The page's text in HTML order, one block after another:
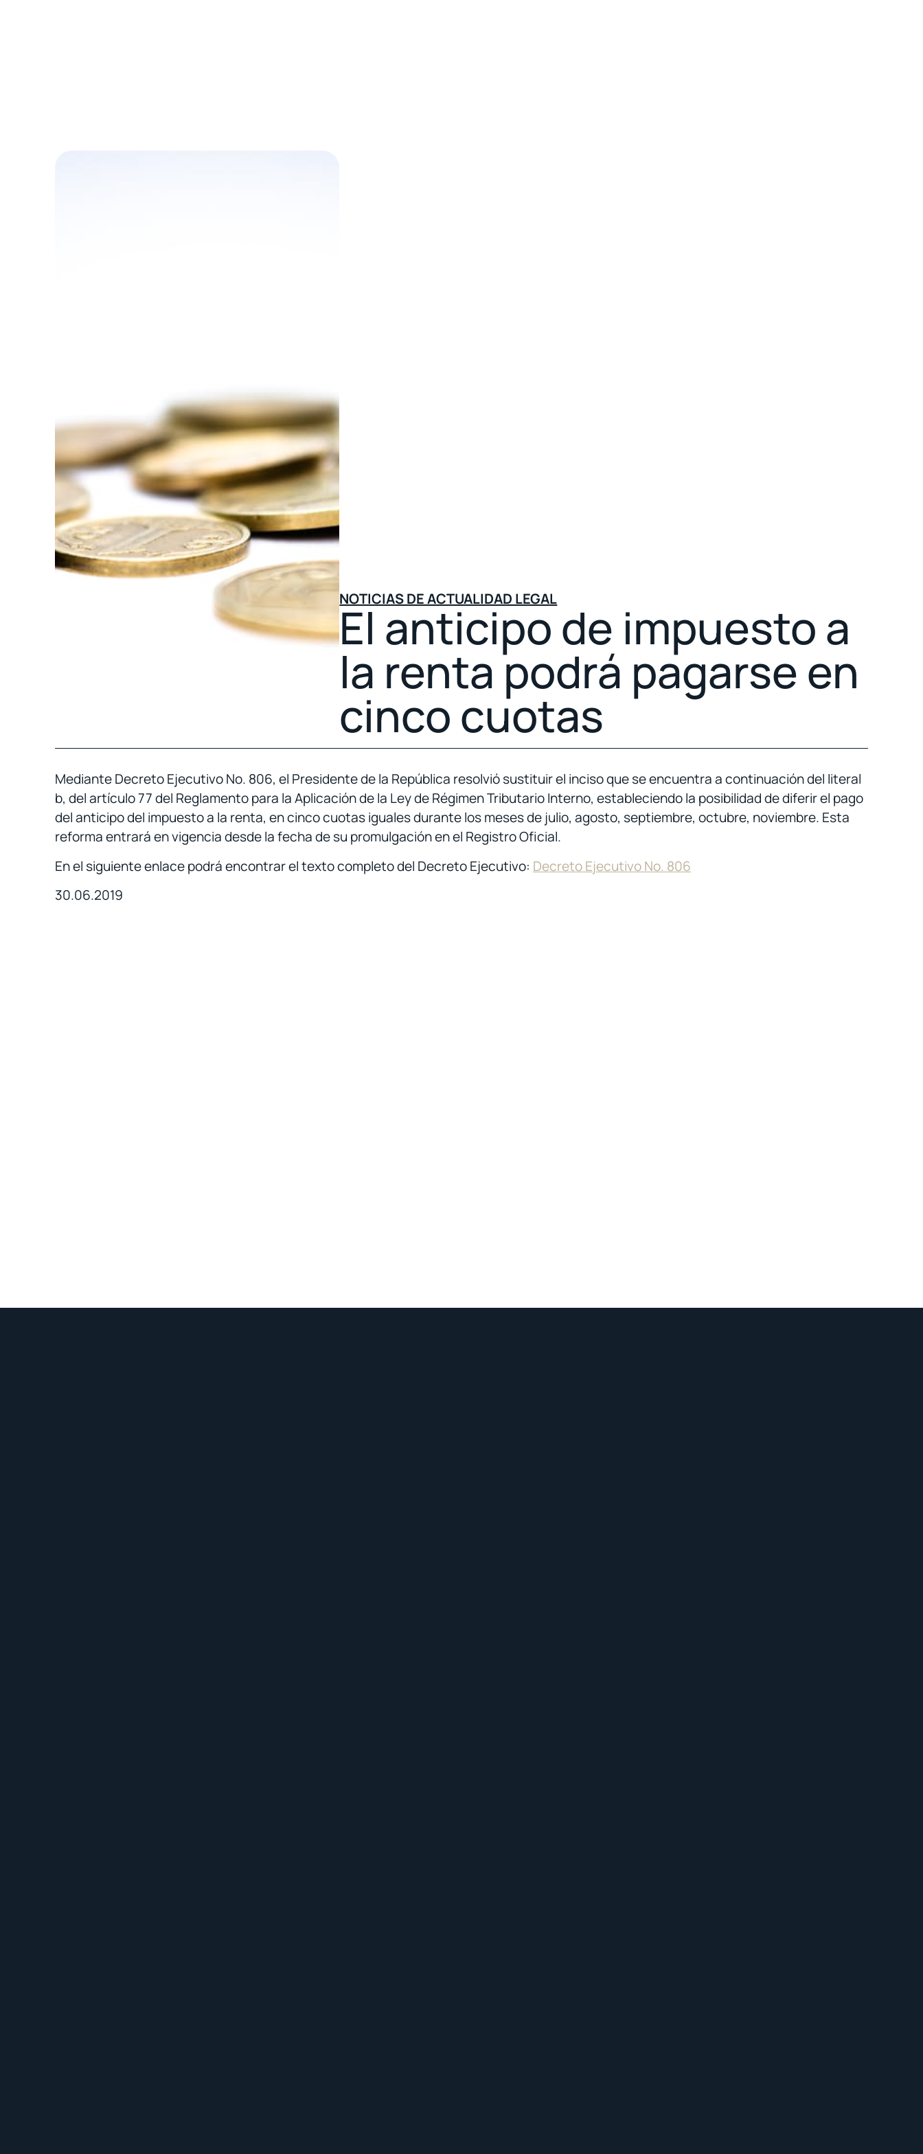
NOTICIAS DE ACTUALIDAD LEGAL
El anticipo de impuesto a
la renta podrá pagarse en
cinco cuotas
Mediante Decreto Ejecutivo No. 806, el Presidente de la República resolvió sustituir el inciso que se encuentra a continuación del literal
b, del artículo 77 del Reglamento para la Aplicación de la Ley de Régimen Tributario Interno, estableciendo la posibilidad de diferir el pago
del anticipo del impuesto a la renta, en cinco cuotas iguales durante los meses de julio, agosto, septiembre, octubre, noviembre. Esta
reforma entrará en vigencia desde la fecha de su promulgación en el Registro Oficial.
En el siguiente enlace podrá encontrar el texto completo del Decreto Ejecutivo: Decreto Ejecutivo No. 806
30.06.2019